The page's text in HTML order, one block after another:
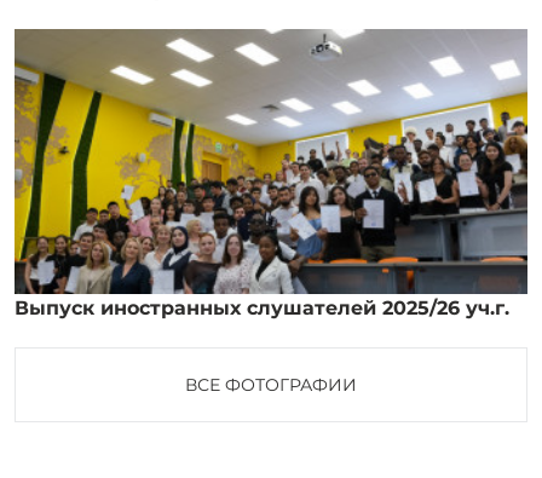
Выпуск иностранных слушателей 2025/26 уч.г.
ВСЕ ФОТОГРАФИИ